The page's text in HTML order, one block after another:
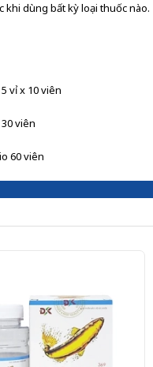
khi dùng bất kỳ loại thuốc nào.
vỉ x 10 viên
viên
60 viên